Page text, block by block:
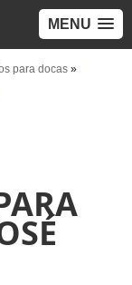
MENU
para docas »